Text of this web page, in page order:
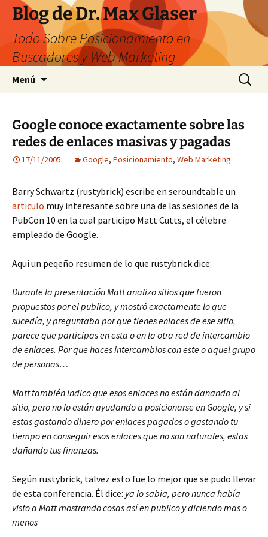
Saltar
contenido
Blog de Dr. Max Glaser
Todo Sobre Posicionamiento en
Buscadores y Web Marketing
Menú Buscar:
Google conoce exactamente sobre las
redes de enlaces masivas y pagadas
17/11/2005 Google, Posicionamiento, Web Marketing
Barry Schwartz (rustybrick) escribe en seroundtable un
articulo muy interesante sobre una de las sesiones de la
PubCon 10 en la cual participo Matt Cutts, el célebre
empleado de Google.
Aqui un peqeño resumen de lo que rustybrick dice:
Durante la presentación Matt analizo sitios que fueron
propuestos por el publico, y mostró exactamente lo que
sucedía, y preguntaba por que tienes enlaces de ese sitio,
parece que participas en esta o en la otra red de intercambio
de enlaces. Por que haces intercambios con este o aquel grupo
de personas…
Matt también indico que esos enlaces no están dañando al
sitio, pero no lo están ayudando a posicionarse en Google, y si
estas gastando dinero por enlaces pagados o gastando tu
tiempo en conseguir esos enlaces que no son naturales, estas
dañando tus finanzas.
Según rustybrick, talvez esto fue lo mejor que se pudo llevar
de esta conferencia. Él dice: ya lo sabia, pero nunca había
visto a Matt mostrando cosas así en publico y diciendo mas o
menos